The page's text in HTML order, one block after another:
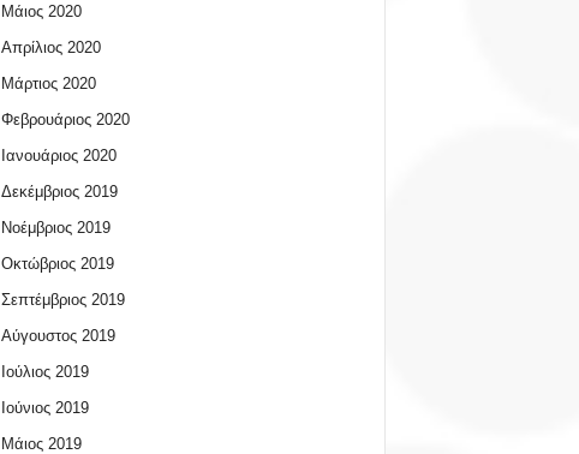
Μάιος 2020
Απρίλιος 2020
Μάρτιος 2020
Φεβρουάριος 2020
Ιανουάριος 2020
Δεκέμβριος 2019
Νοέμβριος 2019
Οκτώβριος 2019
Σεπτέμβριος 2019
Αύγουστος 2019
Ιούλιος 2019
Ιούνιος 2019
Μάιος 2019